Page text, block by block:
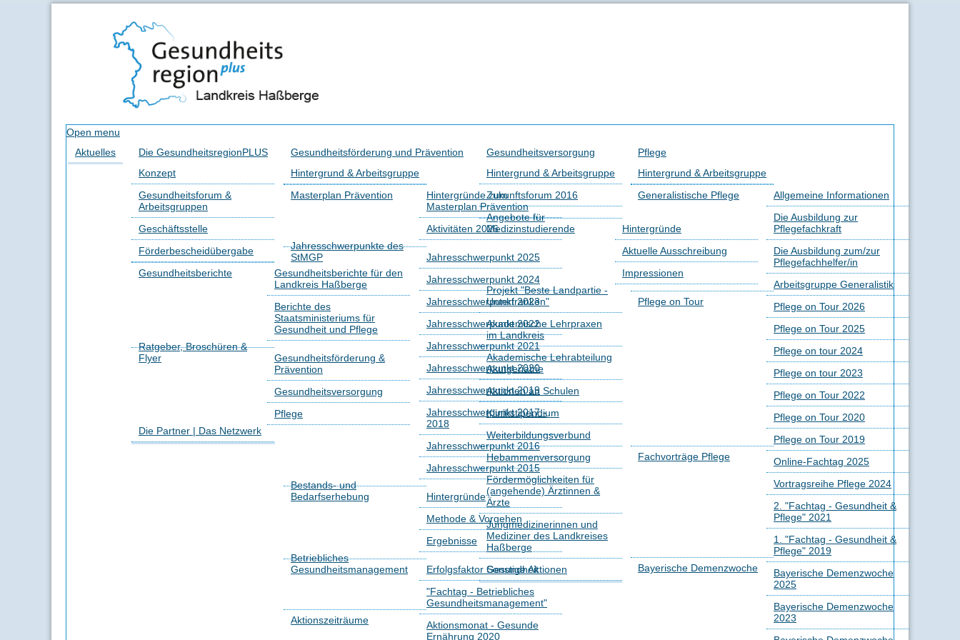
Open menu
Aktuelles
Die GesundheitsregionPLUS
Konzept
Gesundheitsforum &
Arbeitsgruppen
Geschäftsstelle
Förderbescheidübergabe
Gesundheitsberichte
Gesundheitsberichte für den
Landkreis Haßberge
Berichte des
Staatsministeriums für
Gesundheit und Pflege
Ratgeber, Broschüren &
Flyer
Gesundheitsförderung &
Prävention
Gesundheitsversorgung
Pflege
Die Partner | Das Netzwerk
Gesundheitsförderung und Prävention
Hintergrund & Arbeitsgruppe
Masterplan Prävention
Hintergründe zum
Masterplan Prävention
Aktivitäten 2026
Jahresschwerpunkte des
StMGP
Jahresschwerpunkt 2025
Jahresschwerpunkt 2024
Jahresschwerpunkt 2023
Jahresschwerpunkt 2022
Jahresschwerpunkt 2021
Jahresschwerpunkt 2020
Jahresschwerpunkt 2019
Jahresschwerpunkt 2017 -
2018
Jahresschwerpunkt 2016
Jahresschwerpunkt 2015
Bestands- und
Bedarfserhebung
Hintergründe
Methode & Vorgehen
Ergebnisse
Betriebliches
Gesundheitsmanagement
Erfolgsfaktor Gesundheit
"Fachtag - Betriebliches
Gesundheitsmanagement"
Aktionszeiträume
Aktionsmonat - Gesunde
Ernährung 2020
Gesundheitsversorgung
Hintergrund & Arbeitsgruppe
Zukunftsforum 2016
Angebote für
Medizinstudierende
Hintergründe
Aktuelle Ausschreibung
Impressionen
Projekt "Beste Landpartie -
Unterfranken"
Akademische Lehrpraxen
im Landkreis
Akademische Lehrabteilung
Akutgeriatrie
Aktionen an Schulen
Klinikstipendium
Weiterbildungsverbund
Hebammenversorgung
Fördermöglichkeiten für
(angehende) Ärztinnen &
Ärzte
Jungmedizinerinnen und
Mediziner des Landkreises
Haßberge
Sonstige Aktionen
Pflege
Hintergrund & Arbeitsgruppe
Generalistische Pflege
Allgemeine Informationen
Die Ausbildung zur
Pflegefachkraft
Die Ausbildung zum/zur
Pflegefachhelfer/in
Arbeitsgruppe Generalistik
Pflege on Tour
Pflege on Tour 2026
Pflege on Tour 2025
Pflege on tour 2024
Pflege on tour 2023
Pflege on Tour 2022
Pflege on Tour 2020
Pflege on Tour 2019
Fachvorträge Pflege
Online-Fachtag 2025
Vortragsreihe Pflege 2024
2. "Fachtag - Gesundheit &
Pflege" 2021
1. "Fachtag - Gesundheit &
Pflege" 2019
Bayerische Demenzwoche
Bayerische Demenzwoche
2025
Bayerische Demenzwoche
2023